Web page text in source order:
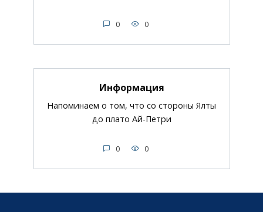
0 0
Информация
Напоминаем о том, что со стороны Ялты
до плато Ай-Петри
0 0